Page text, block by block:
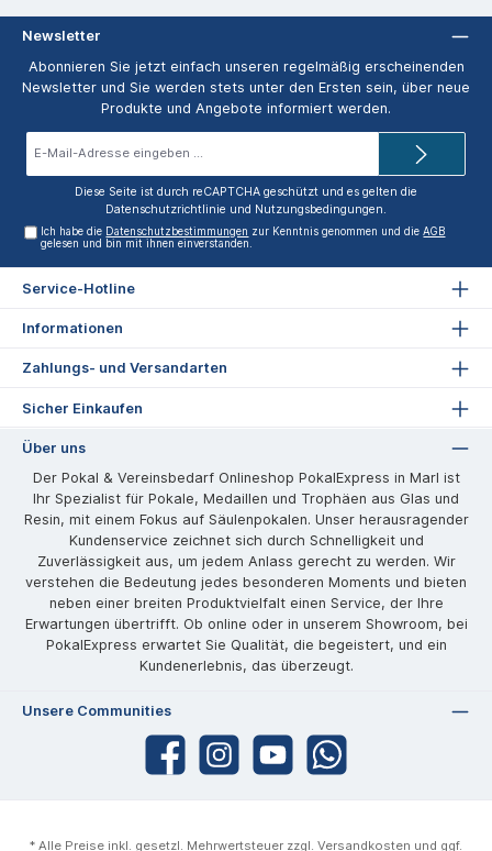
Newsletter
Abonnieren Sie jetzt einfach unseren regelmäßig erscheinenden
Newsletter und Sie werden stets unter den Ersten sein, über neue
Produkte und Angebote informiert werden.
Diese Seite ist durch reCAPTCHA geschützt und es gelten die
Datenschutzrichtlinie und Nutzungsbedingungen.
Ich habe die Datenschutzbestimmungen zur Kenntnis genommen und dieAGB
gelesen und bin mit ihnen einverstanden.
Service-Hotline
Informationen
Zahlungs- und Versandarten
Sicher Einkaufen
Über uns
Der Pokal & Vereinsbedarf Onlineshop PokalExpress in Marl ist
Ihr Spezialist für Pokale, Medaillen und Trophäen aus Glas und
Resin, mit einem Fokus auf Säulenpokalen. Unser herausragender
Kundenservice zeichnet sich durch Schnelligkeit und
Zuverlässigkeit aus, um jedem Anlass gerecht zu werden. Wir
verstehen die Bedeutung jedes besonderen Moments und bieten
neben einer breiten Produktvielfalt einen Service, der Ihre
Erwartungen übertrifft. Ob online oder in unserem Showroom, bei
PokalExpress erwartet Sie Qualität, die begeistert, und ein
Kundenerlebnis, das überzeugt.
Unsere Communities
* Alle Preise inkl. gesetzl. Mehrwertsteuer zzgl. Versandkosten und ggf.